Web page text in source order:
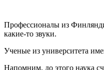
Профессионалы из
какие-то звуки.
Ученые из университета
Напомним, до этого наука